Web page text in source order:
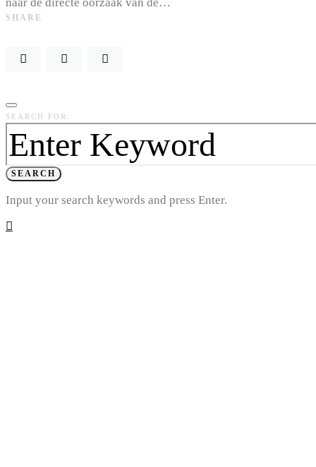
SHARE
SEARCH FOR:
SEARCH
Input your search keywords and press Enter.